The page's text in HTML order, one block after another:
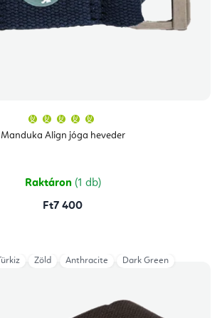
Manduka Align jóga heveder
átlagos
értékelése
csillag.
Raktáron (1 db)
Ft7 400
Türkiz Zöld Anthracite Dark Green